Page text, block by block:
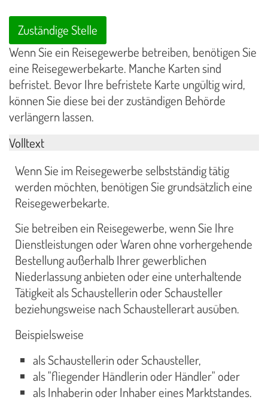
Zuständige Stelle
Wenn Sie ein Reisegewerbe betreiben, benötigen Sie
eine Reisegewerbekarte. Manche Karten sind
befristet. Bevor Ihre befristete Karte ungültig wird,
können Sie diese bei der zuständigen Behörde
verlängern lassen.
Volltext
Wenn Sie im Reisegewerbe selbstständig tätig
werden möchten, benötigen Sie grundsätzlich eine
Reisegewerbekarte.
Sie betreiben ein Reisegewerbe, wenn Sie Ihre
Dienstleistungen oder Waren ohne vorhergehende
Bestellung außerhalb Ihrer gewerblichen
Niederlassung anbieten oder eine unterhaltende
Tätigkeit als Schaustellerin oder Schausteller
beziehungsweise nach Schaustellerart ausüben.
Beispielsweise
als Schaustellerin oder Schausteller,
als "fliegender Händlerin oder Händler" oder
als Inhaberin oder Inhaber eines Marktstandes.